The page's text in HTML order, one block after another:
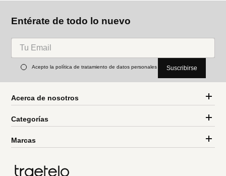
Entérate de todo lo nuevo
Acepto la política de tratamiento de datos personales Suscribirse
Acerca de nosotros
Categorías
Marcas